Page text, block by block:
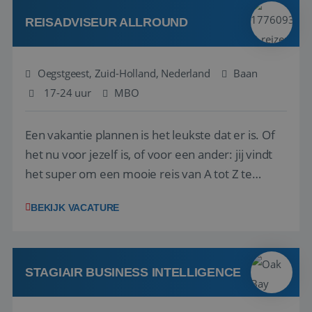
REISADVISEUR ALLROUND
Oegstgeest, Zuid-Holland, Nederland
Baan
17-24 uur
MBO
Een vakantie plannen is het leukste dat er is. Of
het nu voor jezelf is, of voor een ander: jij vindt
het super om een mooie reis van A tot Z te
vakantiegangers de meest prachtige plekjes op
werken: of het nu gaat om vragen ...
BEKIJK VACATURE
STAGIAIR BUSINESS INTELLIGENCE